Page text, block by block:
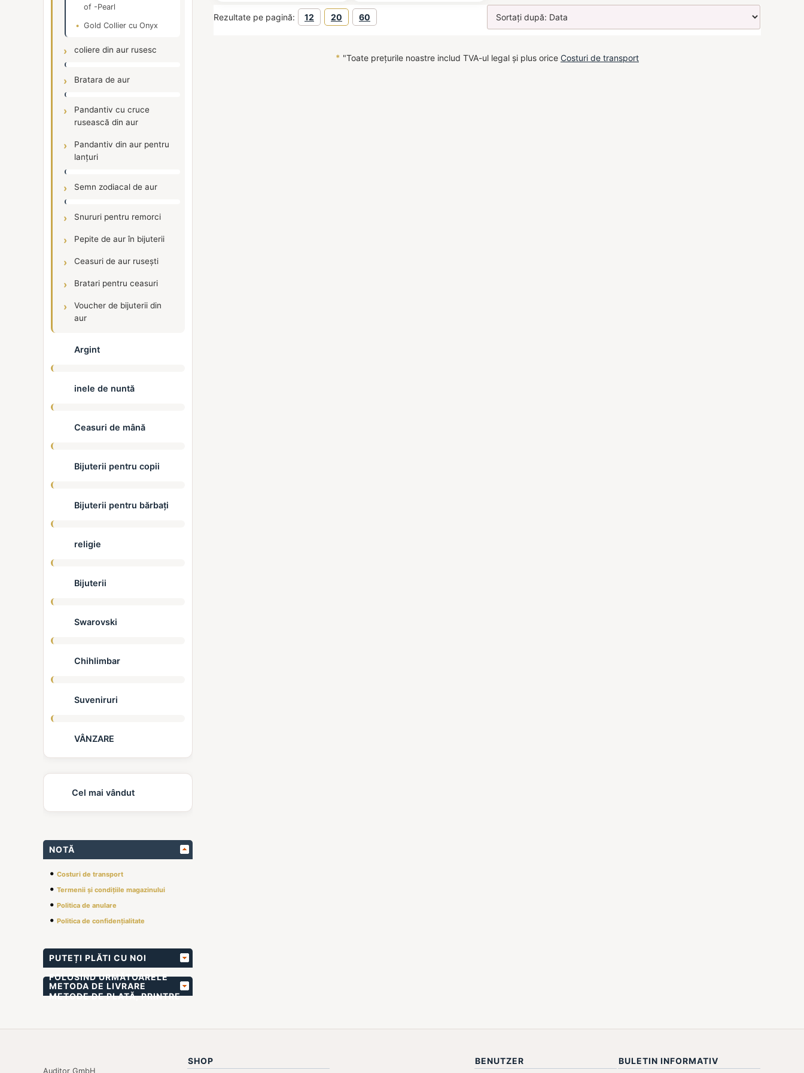
of -Pearl
Gold Collier cu Onyx
coliere din aur rusesc
Bratara de aur
Pandantiv cu cruce
rusească din aur
Pandantiv din aur pentru
lanțuri
Semn zodiacal de aur
Snururi pentru remorci
Pepite de aur în bijuterii
Ceasuri de aur rusești
Bratari pentru ceasuri
Voucher de bijuterii din
aur
Argint
inele de nuntă
Ceasuri de mână
Bijuterii pentru copii
Bijuterii pentru bărbați
religie
Bijuterii
Swarovski
Chihlimbar
Suveniruri
VÂNZARE
Cel mai vândut
NOTĂ
• Costuri de transport
• Termenii și condițiile magazinului
• Politica de anulare
• Politica de confidențialitate
PUTEȚI PLĂTI CU NOI
FOLOSIND URMĂTOARELE
METODE DE PLATĂ, PRINTRE
METODA DE LIVRARE
Rezultate pe pagină: 12 20 60
* "Toate prețurile noastre includ TVA-ul legal și plus orice Costuri de transport
Auditor GmbH
SHOP BENUTZER BULETIN INFORMATIV